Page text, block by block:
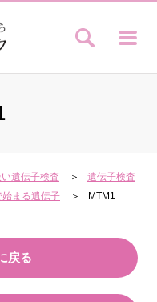
遺伝子検査
遺伝子検査
始まる遺伝子 MTM1
戻る